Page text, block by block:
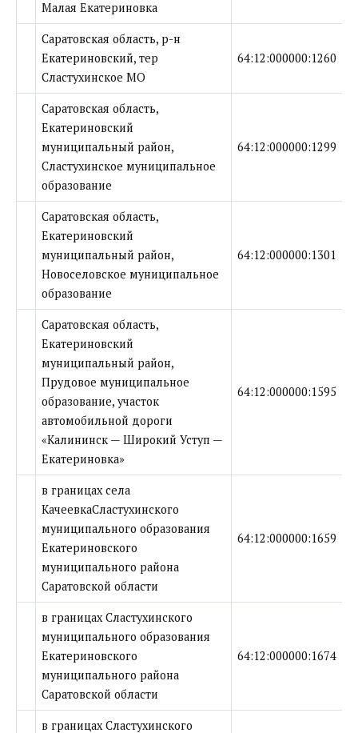
Малая Екатериновка
Саратовская область, р-н
Екатериновский, тер
Сластухинское МО
64:12:000000:1260
Саратовская область,
Екатериновский
муниципальный район,
Сластухинское муниципальное
образование
64:12:000000:1299
Саратовская область,
Екатериновский
муниципальный район,
Новоселовское муниципальное
образование
64:12:000000:1301
Саратовская область,
Екатериновский
муниципальный район,
Прудовое муниципальное
образование, участок
автомобильной дороги
«Калининск — Широкий Уступ —
Екатериновка»
64:12:000000:1595
в границах села
КачеевкаСластухинского
муниципального образования
Екатериновского
муниципального района
Саратовской области
64:12:000000:1659
в границах Сластухинского
муниципального образования
Екатериновского
муниципального района
Саратовской области
64:12:000000:1674
в границах Сластухинского